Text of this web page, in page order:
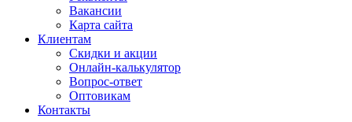
Вакансии
Карта сайта
Клиентам
Скидки и акции
Онлайн-калькулятор
Вопрос-ответ
Оптовикам
Контакты